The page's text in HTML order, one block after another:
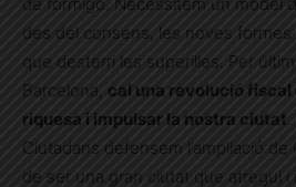
des del consens, les noves
que desterri les superilles. Per
Barcelona, cal una revolució fiscal
riquesa i impulsar la nostra ciutat
Ciutadans defensem l’ampliació de
de ser una gran ciutat que atregui